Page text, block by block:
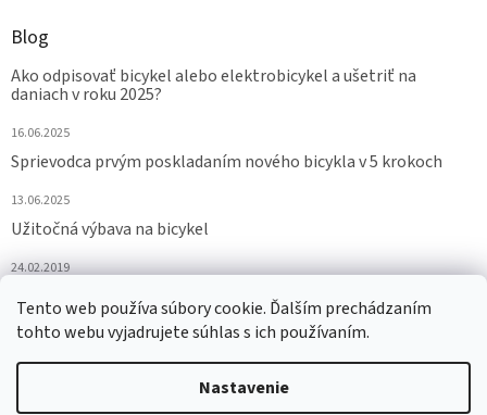
Tento web používa súbory cookie. Ďalším prechádzaním
tohto webu vyjadrujete súhlas s ich používaním.
Nastavenie
Blog
Ako odpisovať bicykel alebo elektrobicykel a ušetriť na
daniach v roku 2025?
16.06.2025
Sprievodca prvým poskladaním nového bicykla v 5 krokoch
13.06.2025
Užitočná výbava na bicykel
24.02.2019
ARCHÍV
Vytvoril Shoptet